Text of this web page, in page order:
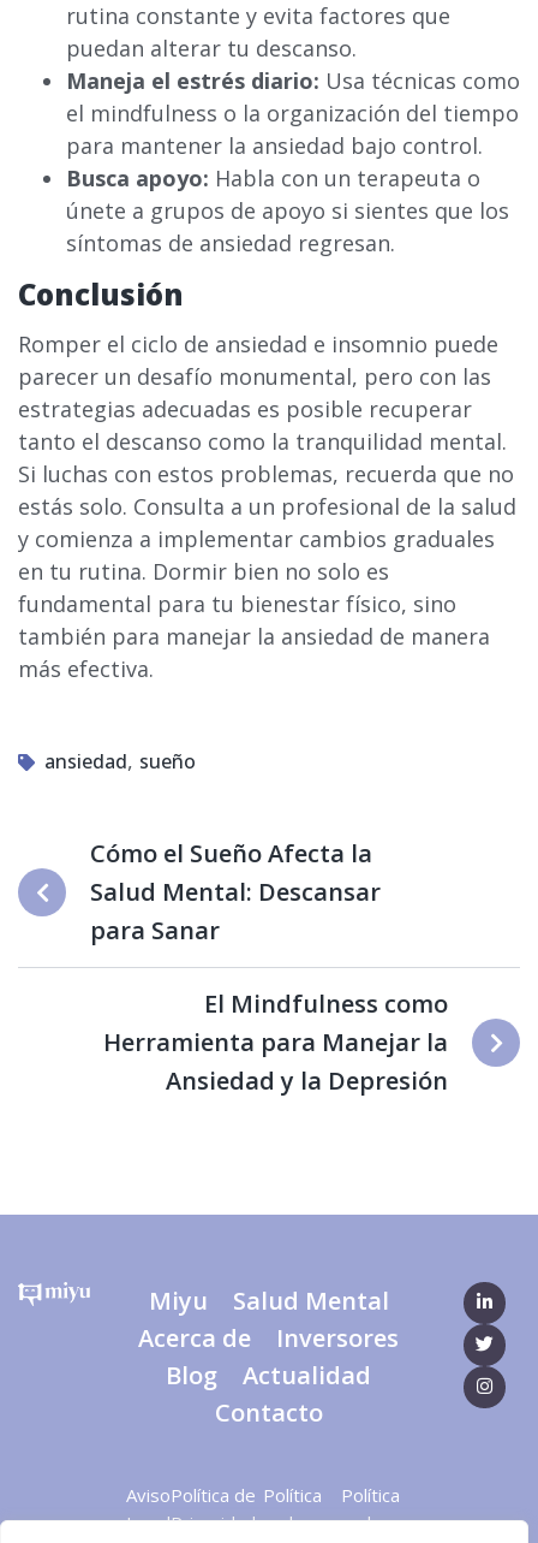
rutina constante y evita factores que
puedan alterar tu descanso.
Maneja el estrés diario: Usa técnicas como
el mindfulness o la organización del tiempo
para mantener la ansiedad bajo control.
Busca apoyo: Habla con un terapeuta o
únete a grupos de apoyo si sientes que los
síntomas de ansiedad regresan.
Conclusión
Romper el ciclo de ansiedad e insomnio puede
parecer un desafío monumental, pero con las
estrategias adecuadas es posible recuperar
tanto el descanso como la tranquilidad mental.
Si luchas con estos problemas, recuerda que no
estás solo. Consulta a un profesional de la salud
y comienza a implementar cambios graduales
en tu rutina. Dormir bien no solo es
fundamental para tu bienestar físico, sino
también para manejar la ansiedad de manera
más efectiva.
ansiedad, sueño
Cómo el Sueño Afecta la
Salud Mental: Descansar
para Sanar
El Mindfulness como
Herramienta para Manejar la
Ansiedad y la Depresión
Miyu
Salud Mental
Acerca de
Inversores
Blog
Actualidad
Contacto
Aviso
Legal
Política de
Privacidad
Política
de
Política
de